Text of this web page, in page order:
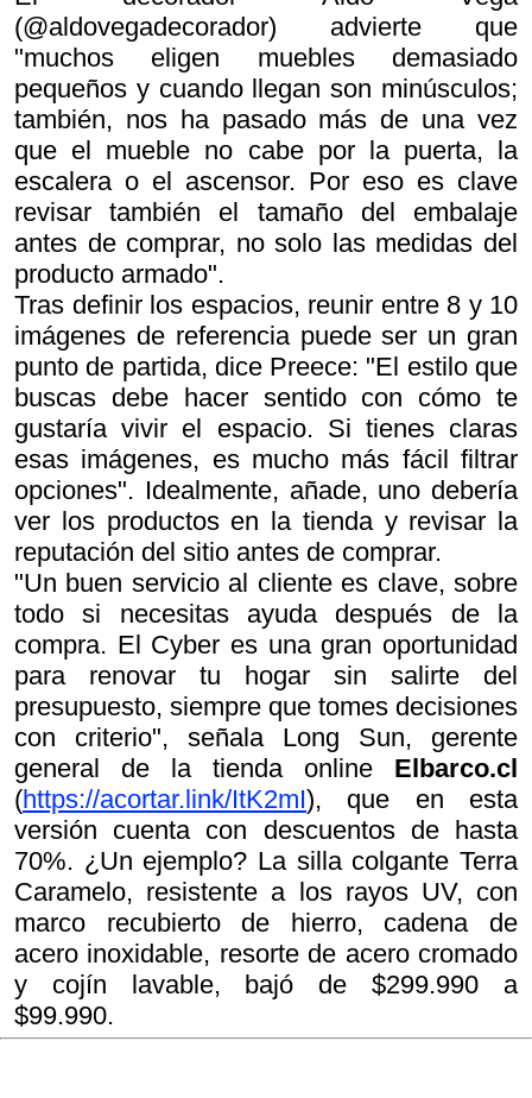
(@aldovegadecorador) advierte que
"muchos eligen muebles demasiado
pequeños y cuando llegan son minúsculos;
también, nos ha pasado más de una vez
que el mueble no cabe por la puerta, la
escalera o el ascensor. Por eso es clave
revisar también el tamaño del embalaje
antes de comprar, no solo las medidas del
producto armado".
Tras definir los espacios, reunir entre 8 y 10
imágenes de referencia puede ser un gran
punto de partida, dice Preece: "El estilo que
buscas debe hacer sentido con cómo te
gustaría vivir el espacio. Si tienes claras
esas imágenes, es mucho más fácil filtrar
opciones". Idealmente, añade, uno debería
ver los productos en la tienda y revisar la
reputación del sitio antes de comprar.
"Un buen servicio al cliente es clave, sobre
todo si necesitas ayuda después de la
compra. El Cyber es una gran oportunidad
para renovar tu hogar sin salirte del
presupuesto, siempre que tomes decisiones
con criterio", señala Long Sun, gerente
general de la tienda online Elbarco.cl
(https://acortar.link/ItK2mI), que en esta
versión cuenta con descuentos de hasta
70%. ¿Un ejemplo? La silla colgante Terra
Caramelo, resistente a los rayos UV, con
marco recubierto de hierro, cadena de
acero inoxidable, resorte de acero cromado
y cojín lavable, bajó de $299.990 a
$99.990.